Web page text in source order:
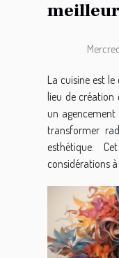
mesure
La cuisine est
lieu de
un
transformer
esthétique.
considérations